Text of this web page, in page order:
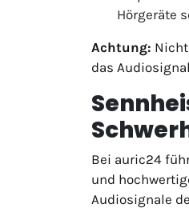
Hörgeräte
Achtung:
das
Bei auric24
und
Audiosignale